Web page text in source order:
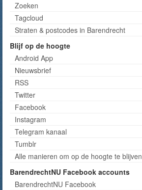
Zoeken
Tagcloud
Straten & postcodes in Barendrecht
Blijf op de hoogte
Android App
Nieuwsbrief
RSS
Twitter
Facebook
Instagram
Telegram kanaal
Tumblr
Alle manieren om op de hoogte te blijven
BarendrechtNU Facebook accounts
BarendrechtNU Facebook